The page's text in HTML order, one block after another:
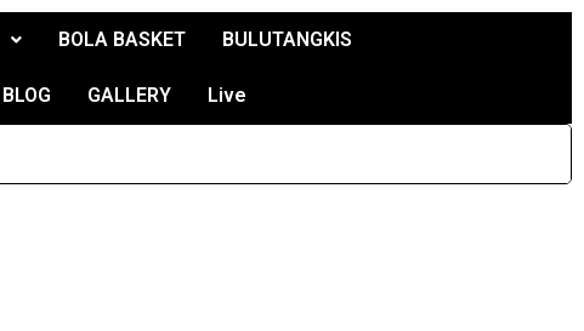
BOLA BASKET BULUTANGKIS
BLOG GALLERY Live